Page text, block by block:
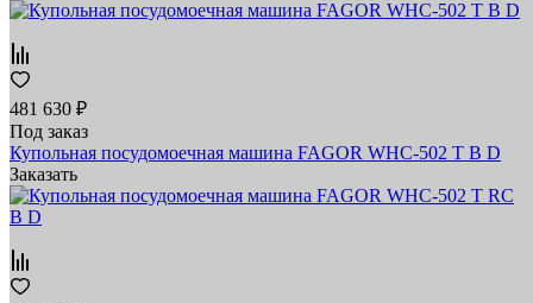
481 630 ₽
Под заказ
Купольная посудомоечная машина FAGOR WHC-502 T B D
Заказать